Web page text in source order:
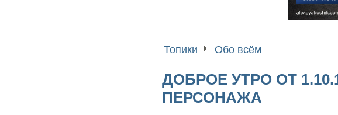
Топики Обо всём
ДОБРОЕ УТРО ОТ
ПЕРСОНАЖА